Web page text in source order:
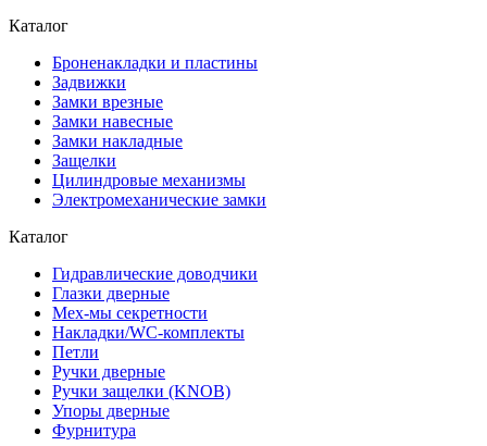
Каталог
Броненакладки и пластины
Задвижки
Замки врезные
Замки навесные
Замки накладные
Защелки
Цилиндровые механизмы
Электромеханические замки
Каталог
Гидравлические доводчики
Глазки дверные
Мех-мы секретности
Накладки/WC-комплекты
Петли
Ручки дверные
Ручки защелки (KNOB)
Упоры дверные
Фурнитура